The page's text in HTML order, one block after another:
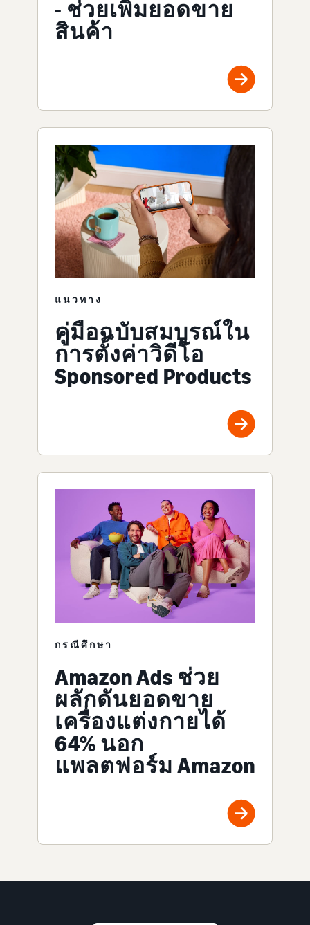
- ช่วยเพิ่มยอดขาย
สินค้า
แนวทาง
คู่มือฉบับสมบูรณ์ใน
การตั้งค่าวิดีโอ
Sponsored Products
กรณีศึกษา
Amazon Ads ช่วย
ผลักดันยอดขาย
เครื่องแต่งกายได้
64% นอก
แพลตฟอร์ม Amazon